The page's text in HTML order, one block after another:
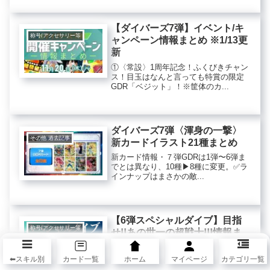
称号/アクセサリー等
【ダイバーズ7弾】イベント/キ
ャンペーン情報まとめ ※1/13更
新
①〈常設〉1周年記念！ふくびきチャン
ス！目玉はなんと言っても特賞の限定
GDR「ベジット」！※筐体のカ...
その他 過去記事
ダイバーズ7弾〈渾身の一撃〉
新カードイラスト21種まとめ
新カード情報・７弾GDRは1弾〜6弾ま
でとは異なり、10種▶︎8種に変更。✅ラ
インナップはまさかの敵...
称号/アクセサリー等
【6弾スペシャルダイブ】目指
せ!!あの世一の超戦士!!!情報ま
とめ
今回は界王様なりきりセットのアクセ
⬅︎スキル別 カード一覧 ホーム マイページ カテゴリ一覧